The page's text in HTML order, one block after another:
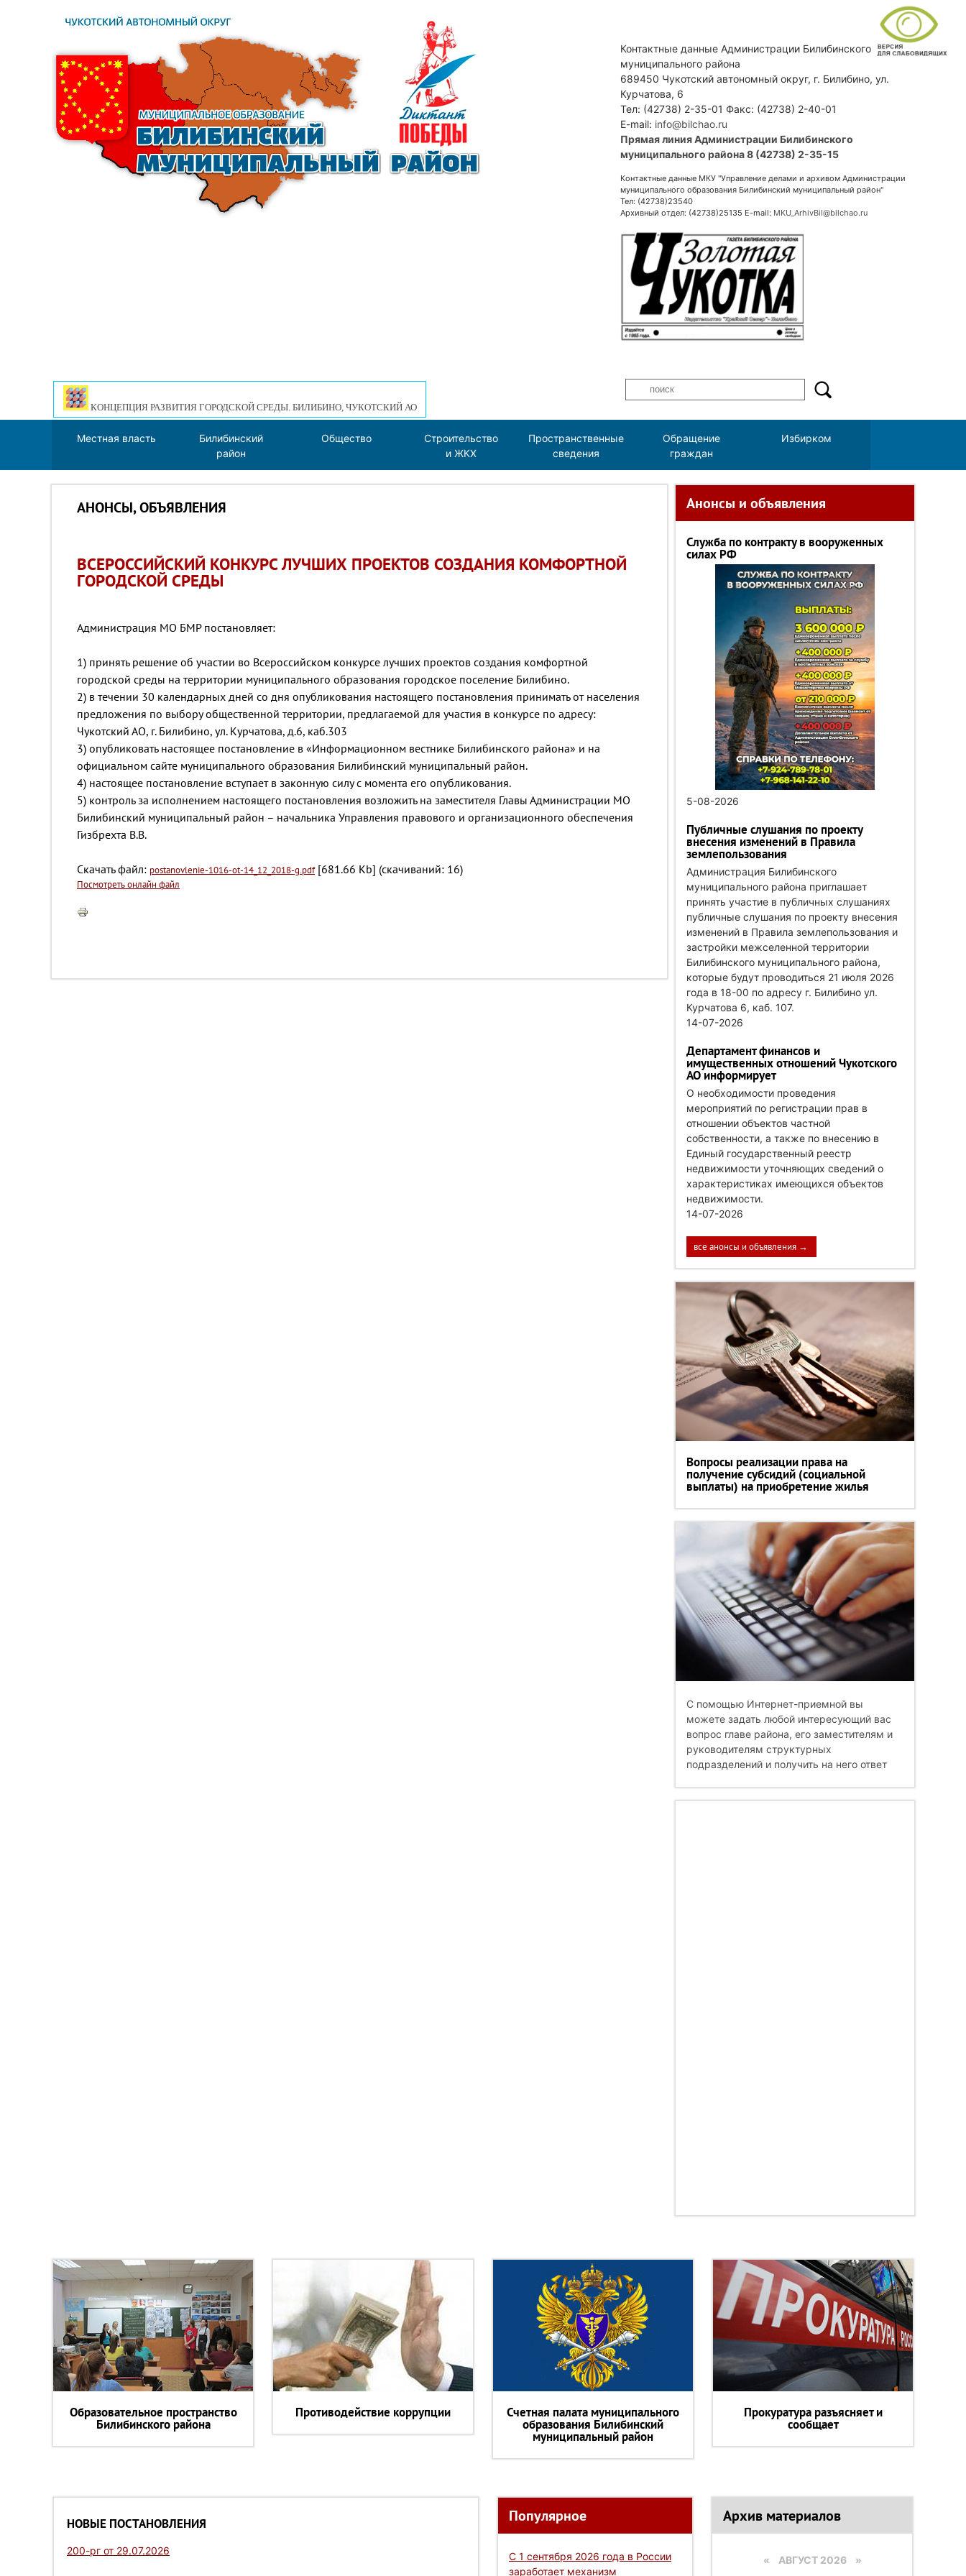
Контактные данные Администрации Билибинского
муниципального района
689450 Чукотский автономный округ, г. Билибино, ул.
Курчатова, 6
Тел: (42738) 2-35-01 Факс: (42738) 2-40-01
E-mail: info@bilchao.ru
Прямая линия Администрации Билибинского
муниципального района 8 (42738) 2-35-15
Контактные данные МКУ "Управление делами и архивом Администрации
муниципального образования Билибинский муниципальный район"
Тел: (42738)23540
Архивный отдел: (42738)25135 E-mail: MKU_ArhivBil@bilchao.ru
КОНЦЕПЦИЯ РАЗВИТИЯ ГОРОДСКОЙ СРЕДЫ. БИЛИБИНО, ЧУКОТСКИЙ АО
Местная власть
Билибинский
район
Общество
Строительство
и ЖКХ
Пространственные
сведения
Обращение
граждан
Избирком
АНОНСЫ, ОБЪЯВЛЕНИЯ
ВСЕРОССИЙСКИЙ КОНКУРС ЛУЧШИХ ПРОЕКТОВ СОЗДАНИЯ КОМФОРТНОЙ
ГОРОДСКОЙ СРЕДЫ
Администрация МО БМР постановляет:
1) принять решение об участии во Всероссийском конкурсе лучших проектов создания комфортной
городской среды на территории муниципального образования городское поселение Билибино.
2) в течении 30 календарных дней со дня опубликования настоящего постановления принимать от населения
предложения по выбору общественной территории, предлагаемой для участия в конкурсе по адресу:
Чукотский АО, г. Билибино, ул. Курчатова, д.6, каб.303
3) опубликовать настоящее постановление в «Информационном вестнике Билибинского района» и на
официальном сайте муниципального образования Билибинский муниципальный район.
4) настоящее постановление вступает в законную силу с момента его опубликования.
5) контроль за исполнением настоящего постановления возложить на заместителя Главы Администрации МО
Билибинский муниципальный район – начальника Управления правового и организационного обеспечения
Гизбрехта В.В.
Скачать файл: postanovlenie-1016-ot-14_12_2018-g.pdf[681.66 Kb] (cкачиваний: 16)
Посмотреть онлайн файл
Анонсы и объявления
Служба по контракту в вооруженных
силах РФ
5-08-2026
Публичные слушания по проекту
внесения изменений в Правила
землепользования
Администрация Билибинского
муниципального района приглашает
принять участие в публичных слушаниях
публичные слушания по проекту внесения
изменений в Правила землепользования и
застройки межселенной территории
Билибинского муниципального района,
которые будут проводиться 21 июля 2026
года в 18-00 по адресу г. Билибино ул.
Курчатова 6, каб. 107.
14-07-2026
Департамент финансов и
имущественных отношений Чукотского
АО информирует
О необходимости проведения
мероприятий по регистрации прав в
отношении объектов частной
собственности, а также по внесению в
Единый государственный реестр
недвижимости уточняющих сведений о
характеристиках имеющихся объектов
недвижимости.
14-07-2026
все анонсы и объявления →
Вопросы реализации права на
получение субсидий (социальной
выплаты) на приобретение жилья
С помощью Интернет-приемной вы
можете задать любой интересующий вас
вопрос главе района, его заместителям и
руководителям структурных
подразделений и получить на него ответ
Образовательное пространство
Билибинского района
Противодействие коррупции Счетная палата муниципального
образования Билибинский
муниципальный район
Прокуратура разъясняет и
сообщает
НОВЫЕ ПОСТАНОВЛЕНИЯ
200-рг от 29.07.2026
Популярное
С 1 сентября 2026 года в России
заработает механизм
Архив материалов
« АВГУСТ 2026 »